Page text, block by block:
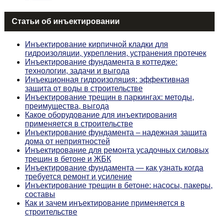
Статьи об инъектировании
Инъектирование кирпичной кладки для
гидроизоляции, укрепления, устранения протечек
Инъектирование фундамента в коттедже:
технологии, задачи и выгода
Инъекционная гидроизоляция: эффективная
защита от воды в строительстве
Инъектирование трещин в паркингах: методы,
преимущества, выгода
Какое оборудование для инъектирования
применяется в строительстве
Инъектирование фундамента – надежная защита
дома от неприятностей
Инъектирование для ремонта усадочных силовых
трещин в бетоне и ЖБК
Инъектирование фундамента — как узнать когда
требуется ремонт и усиление
Инъектирование трещин в бетоне: насосы, пакеры,
составы
Как и зачем инъектирование применяется в
строительстве